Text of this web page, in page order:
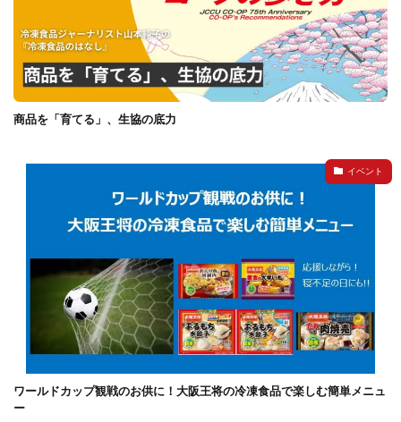
商品を「育てる」、生協の底力
イベント
ワールドカップ観戦のお供に！大阪王将の冷凍食品で楽しむ簡単メニュ
ー